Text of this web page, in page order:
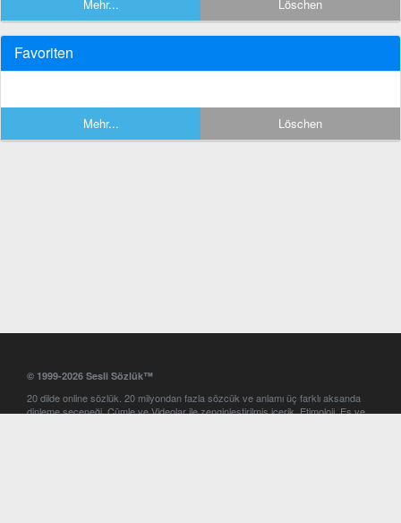
Mehr... Löschen
Favoriten
Mehr... Löschen
© 1999-2026 Sesli Sözlük™
20 dilde online sözlük. 20 milyondan fazla sözcük ve anlamı üç farklı aksanda
dinleme seçeneği. Cümle ve Videolar ile zenginleştirilmiş içerik. Etimoloji, Eş ve